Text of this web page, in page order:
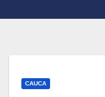
CAUCA